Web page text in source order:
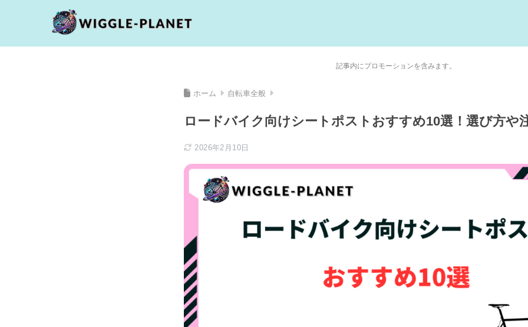
記事内にプロモーションを含みます。
ホーム 自転車全般
ロードバイク向けシートポストおすすめ10選！選び方や
2026年2月10日